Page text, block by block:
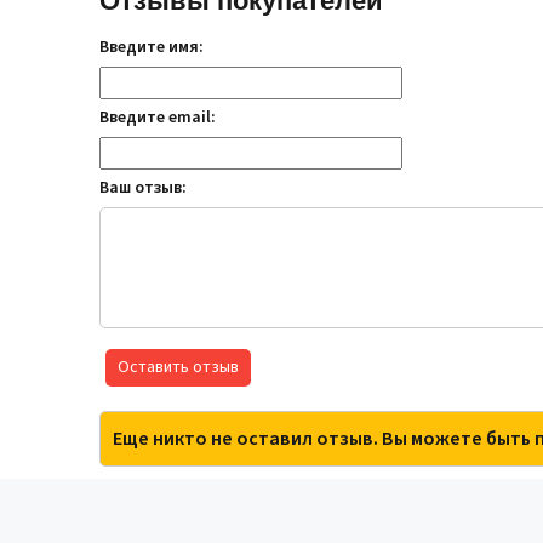
Введите имя:
Введите email:
Ваш отзыв:
Оставить отзыв
Еще никто не оставил отзыв. Вы можете быть